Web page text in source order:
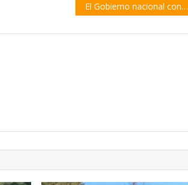
El Gobierno nacional confirmó que termina la doble indemnización